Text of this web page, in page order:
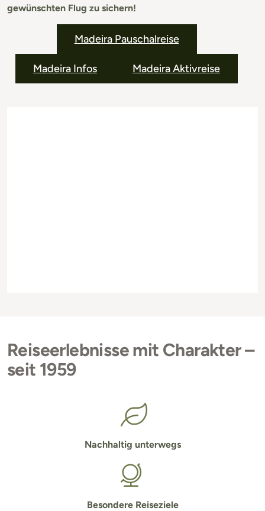
gewünschten Flug zu sichern!
Madeira Pauschalreise
Madeira Infos Madeira Aktivreise
Reiseerlebnisse mit Charakter –
seit 1959
Nachhaltig unterwegs
Besondere Reiseziele